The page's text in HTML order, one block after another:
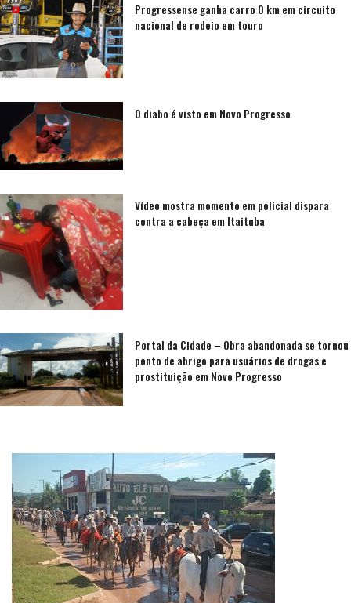
Progressense ganha carro 0 km em circuito
nacional de rodeio em touro
O diabo é visto em Novo Progresso
Vídeo mostra momento em policial dispara
contra a cabeça em Itaituba
Portal da Cidade – Obra abandonada se tornou
ponto de abrigo para usuários de drogas e
prostituição em Novo Progresso